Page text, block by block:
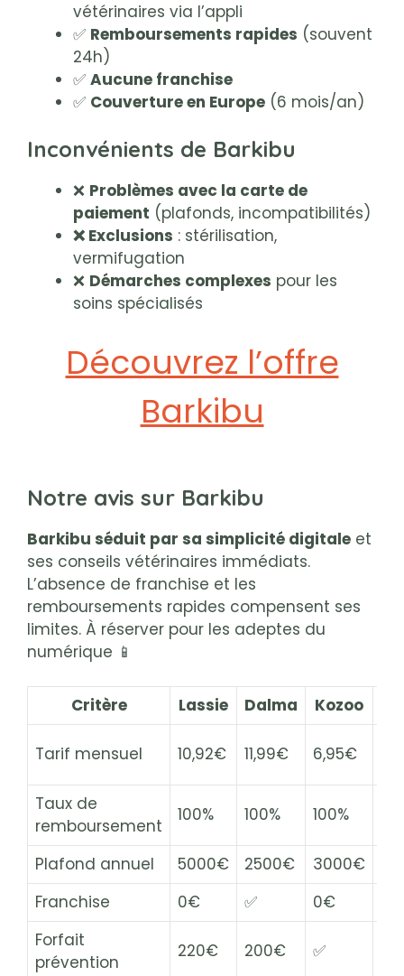
vétérinaires via l’appli
✅ Remboursements rapides (souvent
24h)
✅ Aucune franchise
✅ Couverture en Europe (6 mois/an)
Inconvénients de Barkibu
❌ Problèmes avec la carte de
paiement (plafonds, incompatibilités)
❌ Exclusions : stérilisation,
vermifugation
❌ Démarches complexes pour les
soins spécialisés
Découvrez l’offre
Barkibu
Notre avis sur Barkibu
Barkibu séduit par sa simplicité digitale et
ses conseils vétérinaires immédiats.
L’absence de franchise et les
remboursements rapides compensent ses
limites. À réserver pour les adeptes du
numérique 📱
Critère Lassie Dalma Kozoo
Tarif mensuel 10,92€ 11,99€ 6,95€
Taux de
remboursement
100% 100% 100%
Plafond annuel 5000€ 2500€ 3000€
Franchise
0€ ✅ 0€
Forfait
prévention
220€ 200€ ✅